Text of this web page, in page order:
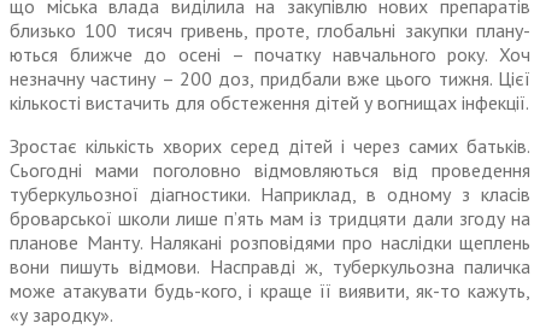
що міська влада виділила на закупівлю нових препаратів
близько 100 тисяч гривень, проте, глобальні закупки плану­
ються ближче до осені – початку навчального року. Хоч
незначну частину – 200 доз, придбали вже цього тижня. Цієї
кількості вистачить для обстеження дітей у вогнищах інфекції.
Зростає кількість хворих серед дітей і через самих батьків.
Сьогодні мами поголовно відмовляються від проведення
туберкульозної діагностики. Наприклад, в одному з класів
бро­варської школи лише п’ять мам із тридцяти дали згоду на
планове Манту. Налякані розповідями про наслідки щеплень
вони пишуть відмови. Насправді ж, туберку­льозна паличка
може атакувати будь-кого, і краще її виявити, як-то кажуть,
«у зародку».